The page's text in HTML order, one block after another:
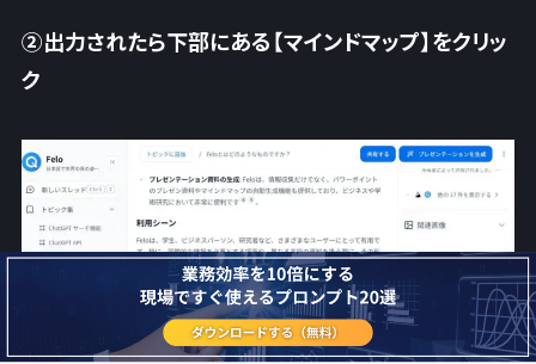
②出力されたら下部にある【マインドマップ】をクリッ
ク